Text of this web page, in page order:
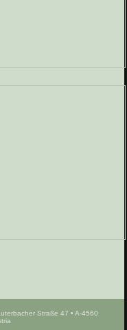
Straße 47 • A-4560